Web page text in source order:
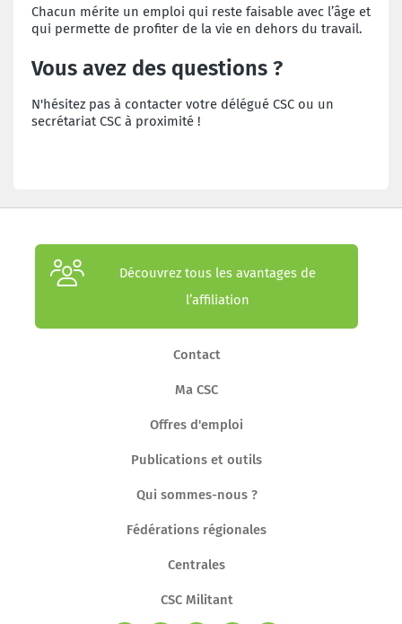
Chacun mérite un emploi qui reste faisable avec l’âge et
qui permette de profiter de la vie en dehors du travail.
Vous avez des questions ?
N'hésitez pas à contacter votre délégué CSC ou un
secrétariat CSC à proximité !
Découvrez tous les avantages de
l’affiliation
Contact
Ma CSC
Offres d'emploi
Publications et outils
Qui sommes-nous ?
Fédérations régionales
Centrales
CSC Militant